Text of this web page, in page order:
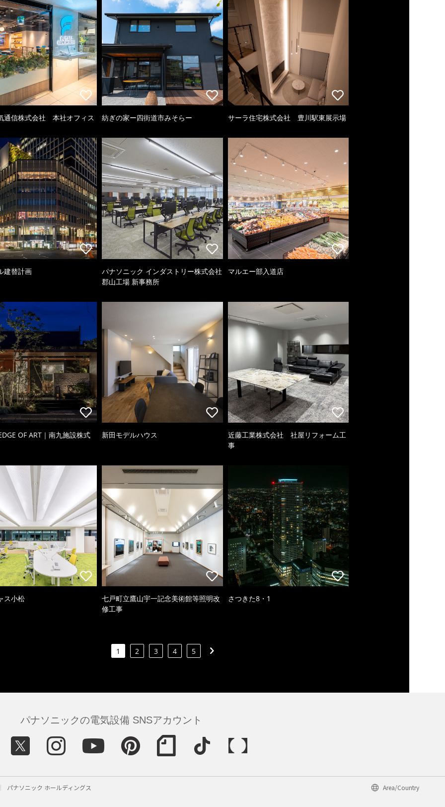
通信株式会社 本社オフィス 紡ぎの家ー四街道市みそらー サーラ住宅株式会社 豊川駅東展示場
建替計画
パナソニック インダストリー株式会社
郡山工場 新事務所
マルエー部入道店
OF ART｜南九施設株式 新田モデルハウス
近藤工業株式会社 社屋リフォーム工
事
ス小松
七戸町立鷹山宇一記念美術館等照明改
修工事
さつきた8・1
1 2 3 4 5
パナソニックの電気設備 SNSアカウント
パナソニック ホールディングス Area/Country